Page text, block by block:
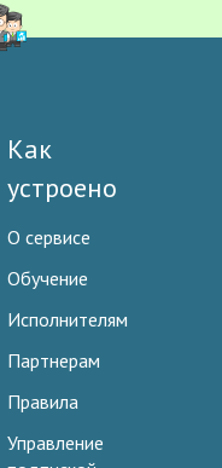
Как
устроено
О сервисе
Обучение
Исполнителям
Партнерам
Правила
Управление